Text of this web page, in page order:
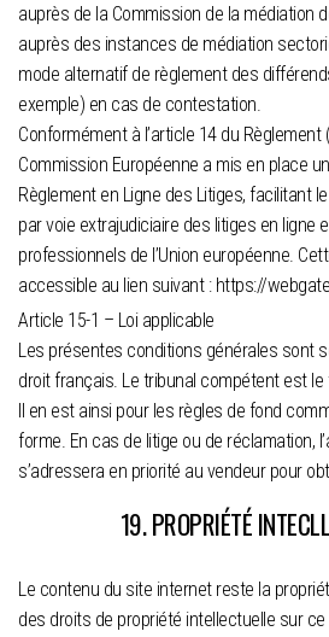
auprès de la Commission de la médiation
auprès des instances de médiation
mode alternatif de règlement des
exemple) en cas de contestation.
Conformément à l’article 14 du Règlement
Commission Européenne a mis en place
Règlement en Ligne des Litiges, facilitant
par voie extrajudiciaire des litiges en ligne
professionnels de l’Union européenne.
accessible au lien suivant : https://
Article 15-1 – Loi applicable
Les présentes conditions générales sont
droit français. Le tribunal compétent est le
Il en est ainsi pour les règles de fond
forme. En cas de litige ou de réclamation,
s’adressera en priorité au vendeur pour
19. PROPRIÉTÉ
Le contenu du site internet reste la
des droits de propriété intellectuelle sur